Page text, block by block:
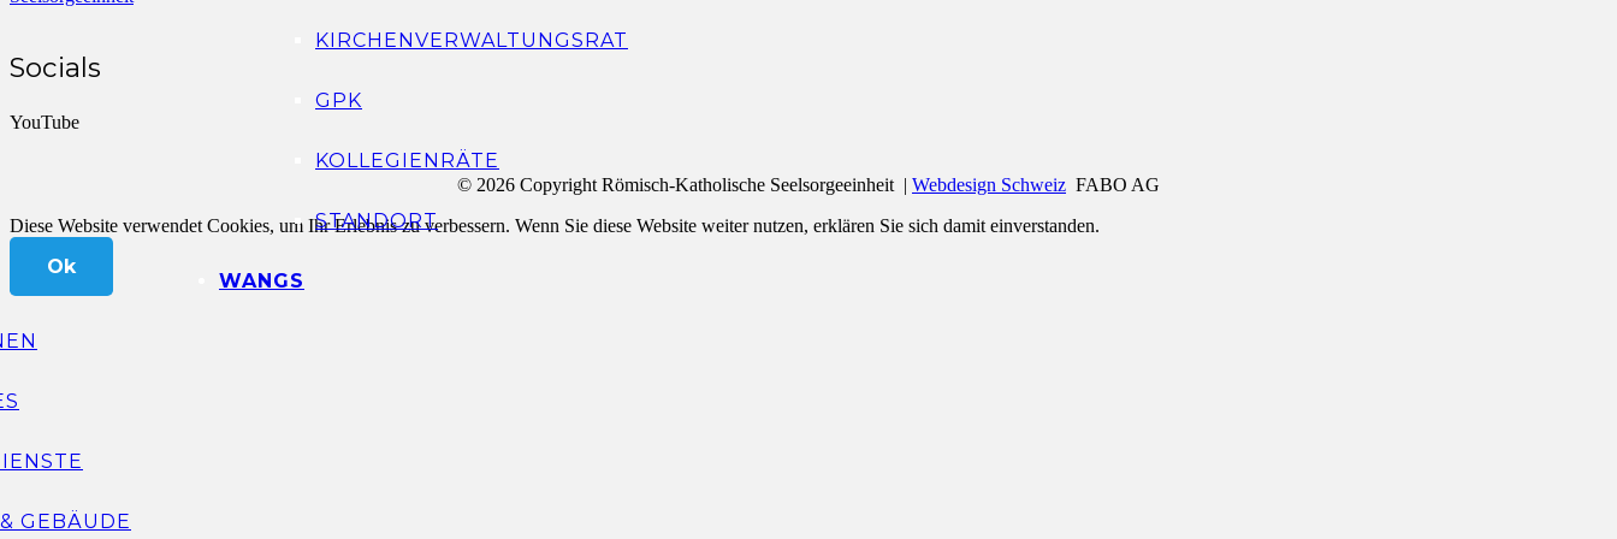
KIRCHENVERWALTUNGSRAT
GPK
KOLLEGIENRÄTE
STANDORT
WANGS
GEBÄUDE
Socials
YouTube
© 2026 Copyright Römisch-Katholische Seelsorgeeinheit | Webdesign Schweiz FABO AG
Diese Website verwendet Cookies, um Ihr Erlebnis zu verbessern. Wenn Sie diese Website weiter nutzen, erklären Sie sich damit einverstanden.
Ok